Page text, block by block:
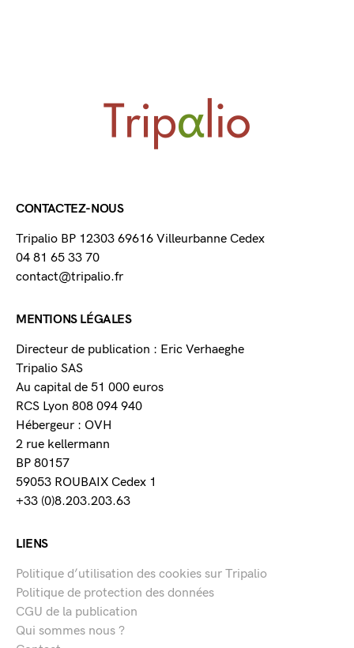
CONTACTEZ-NOUS
Tripalio BP 12303 69616 Villeurbanne Cedex
04 81 65 33 70
contact@tripalio.fr
MENTIONS LÉGALES
Directeur de publication : Eric Verhaeghe
Tripalio SAS
Au capital de 51 000 euros
RCS Lyon 808 094 940
Hébergeur : OVH
2 rue kellermann
BP 80157
59053 ROUBAIX Cedex 1
+33 (0)8.203.203.63
LIENS
Politique d’utilisation des cookies sur Tripalio
Politique de protection des données
CGU de la publication
Qui sommes nous ?